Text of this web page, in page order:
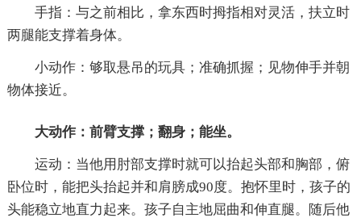
手指：与之前相比，拿东西时拇指相对灵活，扶立时
两腿能支撑着身体。
小动作：够取悬吊的玩具；准确抓握；见物伸手并朝
物体接近。
大动作：前臂支撑；翻身；能坐。
运动：当他用肘部支撑时就可以抬起头部和胸部，俯
卧位时，能把头抬起并和肩膀成90度。抱怀里时，孩子的
头能稳立地直力起来。孩子自主地屈曲和伸直腿。随后他